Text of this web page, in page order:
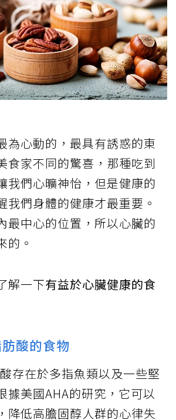
為心動的，最具有誘惑的東
食家不同的驚喜，那種吃到
我們心曠神怡，但是健康的
我們身體的健康才最重要。
最中心的位置，所以心臟的
的。
解一下有益於心臟健康的食
酸的食物
存在於多指魚類以及一些堅
據美國AHA的研究，它可以
降低高膽固醇人群的心律失